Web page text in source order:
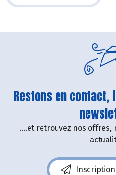
Restons en contact,
....et retrouvez nos offres,